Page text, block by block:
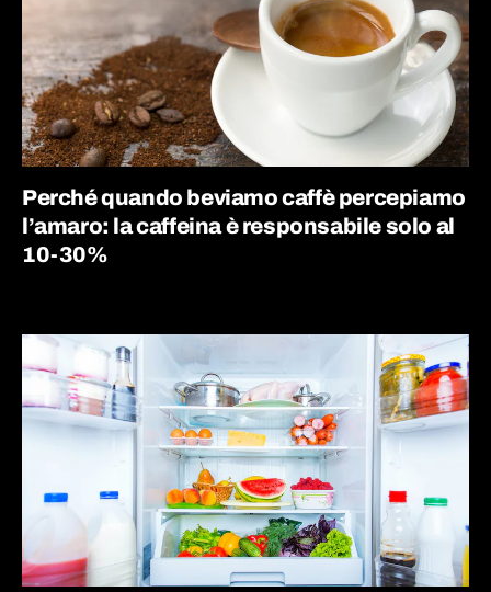
Perché quando beviamo caffè percepiamo
l’amaro: la caffeina è responsabile solo al
10-30%